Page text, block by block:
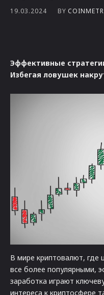
19.03.2024 BY
Эффективные
Избегая ловушек
В мире криптовалют, где
все более популярными,
заработка играют
интереса к криптосфере